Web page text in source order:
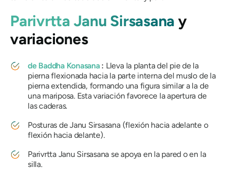
Parivrtta Janu Sirsasana y
variaciones
de Baddha Konasana: Lleva la planta del pie de la
pierna flexionada hacia la parte interna del muslo de la
pierna extendida, formando una figura similar a la de
una mariposa. Esta variación favorece la apertura de
las caderas.
Posturas de Janu Sirsasana (flexión hacia adelante o
flexión hacia delante).
Parivrtta Janu Sirsasana se apoya en la pared o en la
silla.